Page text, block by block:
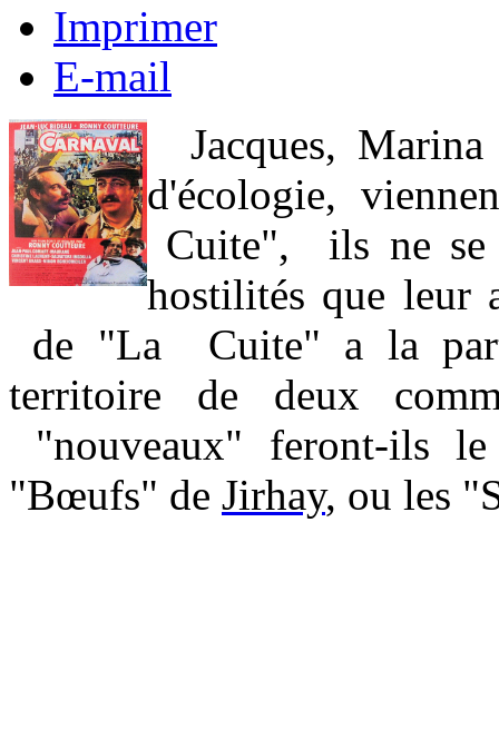
Imprimer
E-mail
Jacques,
d'écologie,
Cuite", ils ne se
hostilités que leur
de "La Cuite" a la
territoire de deux
"nouveaux" feront-ils
"Bœufs" de Jirhay, ou les